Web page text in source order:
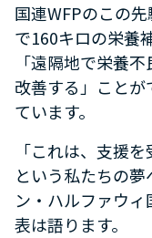
国連WFPのこの
で160キロの栄養
「遠隔地で栄養
改善する」こと
ています。
「これは、支援
という私たちの
ン・ハルファウィ
表は語ります。